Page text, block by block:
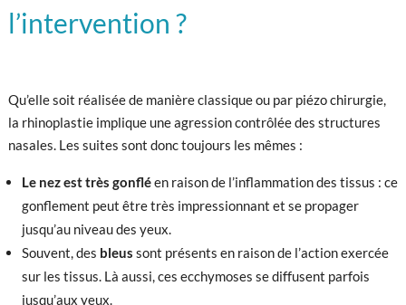
l’intervention ?
Qu’elle soit réalisée de manière classique ou par piézo chirurgie,
la rhinoplastie implique une agression contrôlée des structures
nasales. Les suites sont donc toujours les mêmes :
Le nez est très gonfléen raison de l’inflammation des tissus : ce
gonflement peut être très impressionnant et se propager
jusqu’au niveau des yeux.
Souvent, des bleus sont présents en raison de l’action exercée
sur les tissus. Là aussi, ces ecchymoses se diffusent parfois
jusqu’aux yeux.